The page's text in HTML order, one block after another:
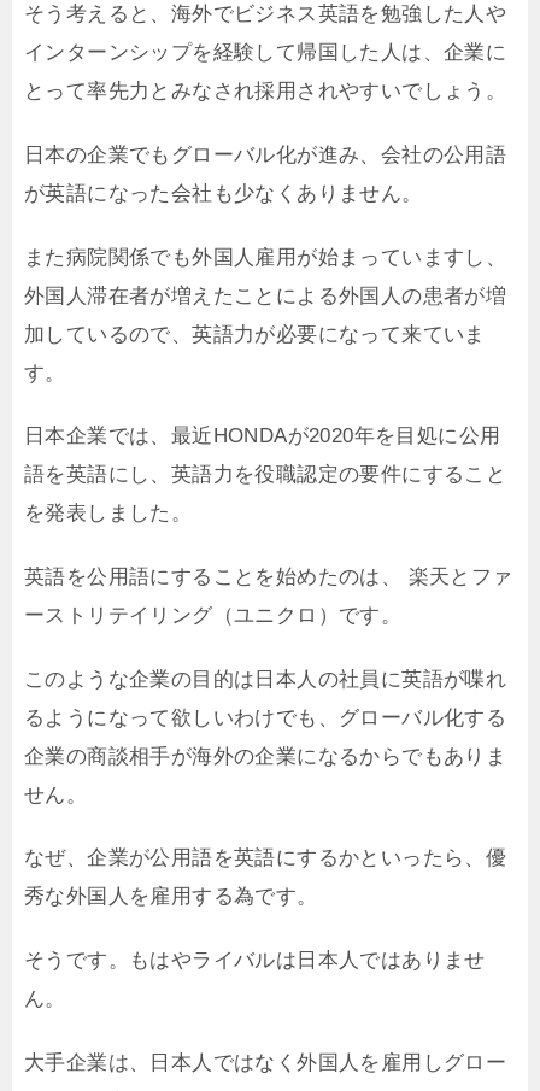
そう考えると、海外でビジネス英語を勉強した人や
インターンシップを経験して帰国した人は、企業に
とって率先力とみなされ採用されやすいでしょう。
日本の企業でもグローバル化が進み、会社の公用語
が英語になった会社も少なくありません。
また病院関係でも外国人雇用が始まっていますし、
外国人滞在者が増えたことによる外国人の患者が増
加しているので、英語力が必要になって来ていま
す。
日本企業では、最近HONDAが2020年を目処に公用
語を英語にし、英語力を役職認定の要件にすること
を発表しました。
英語を公用語にすることを始めたのは、 楽天とファ
ーストリテイリング（ユニクロ）です。
このような企業の目的は日本人の社員に英語が喋れ
るようになって欲しいわけでも、グローバル化する
企業の商談相手が海外の企業になるからでもありま
せん。
なぜ、企業が公用語を英語にするかといったら、優
秀な外国人を雇用する為です。
そうです。もはやライバルは日本人ではありませ
ん。
大手企業は、日本人ではなく外国人を雇用しグロー